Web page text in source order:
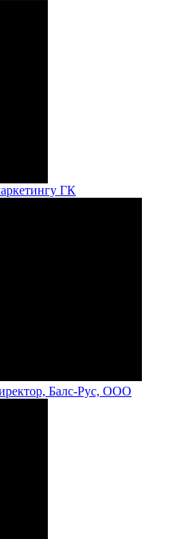
ГК
Балс-Рус, ООО